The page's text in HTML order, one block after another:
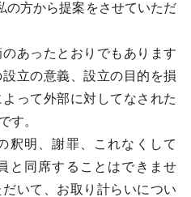
方から提案をさせていただ
あったとおりでもあります
立の意義、設立の目的を損
って外部に対してなされた
す。
明、謝罪、これなくして
と同席することはできませ
いて、お取り計らいについ